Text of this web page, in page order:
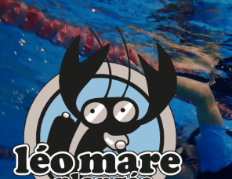
Aller
au
contenu